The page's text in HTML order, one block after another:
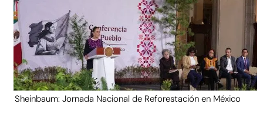
Sheinbaum: Jornada Nacional de Reforestación en México